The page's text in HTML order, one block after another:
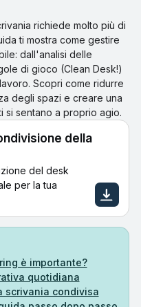
richiede molto più di
ti mostra come gestire
dall'analisi delle
di gioco (Clean Desk!)
Scopri come ridurre
degli spazi e creare una
si sentano a proprio agio.
della
del desk
per la tua
è importante?
quotidiana
scrivania condivisa